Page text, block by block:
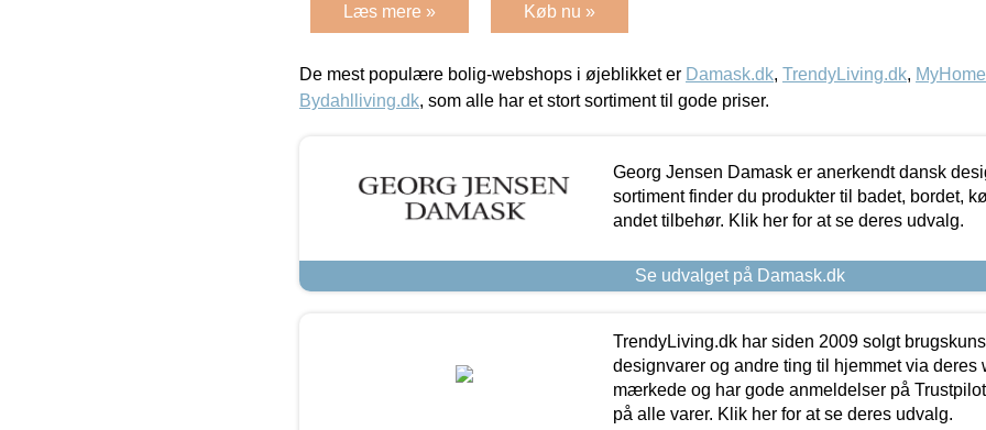
Læs mere » Køb nu »
De mest populære bolig-webshops i øjeblikket er Damask.dk, TrendyLiving.dk,
Bydahlliving.dk, som alle har et stort sortiment til gode priser.
Georg Jensen Damask er anerkendt dansk
sortiment finder du produkter til badet, bordet,
andet tilbehør. Klik her for at se deres udvalg.
Se udvalget på Damask.dk
TrendyLiving.dk har siden 2009 solgt
designvarer og andre ting til hjemmet via deres
mærkede og har gode anmeldelser på
på alle varer. Klik her for at se deres udvalg.